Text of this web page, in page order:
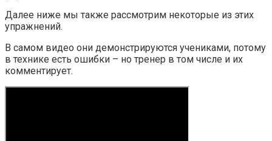
Далее ниже мы также рассмотрим некоторые из этих
упражнений.
В самом видео они демонстрируются учениками, потому
в технике есть ошибки – но тренер в том числе и их
комментирует.